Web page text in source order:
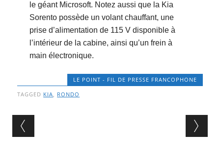
le géant Microsoft. Notez aussi que la Kia
Sorento possède un volant chauffant, une
prise d’alimentation de 115 V disponible à
l’intérieur de la cabine, ainsi qu’un frein à
main électronique.
LE POINT - FIL DE PRESSE FRANCOPHONE
TAGGED KIA, RONDO
Post navigation